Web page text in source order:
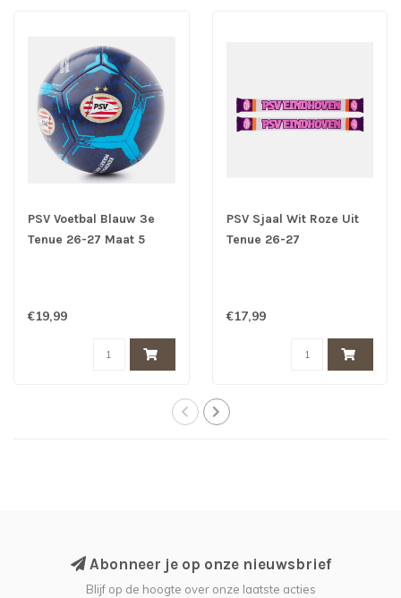
PSV Voetbal Blauw 3e
Tenue 26-27 Maat 5
€19,99
PSV Sjaal Wit Roze Uit
Tenue 26-27
€17,99
Abonneer je op onze nieuwsbrief
Blijf op de hoogte over onze laatste acties